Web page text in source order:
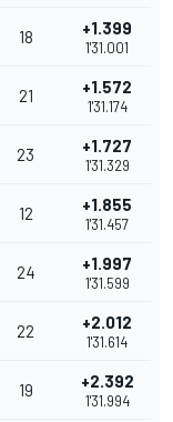
18 +1.399
1'31.001
21 +1.572
1'31.174
23 +1.727
1'31.329
12 +1.855
1'31.457
24 +1.997
1'31.599
22 +2.012
1'31.614
19 +2.392
1'31.994